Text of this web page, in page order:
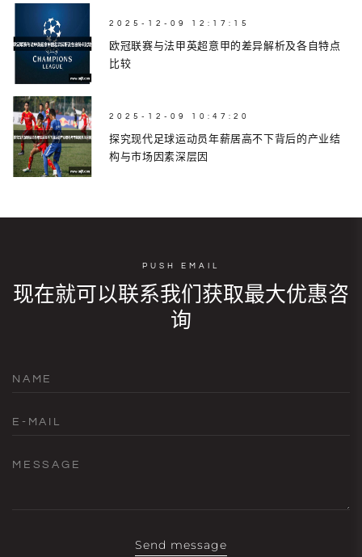
2025-12-09 12:17:15
欧冠联赛与法甲英超意甲的差异解析及各自特点
比较
2025-12-09 10:47:20
探究现代足球运动员年薪居高不下背后的产业结
构与市场因素深层因
PUSH EMAIL
现在就可以联系我们获取最大优惠咨
询
NAME
E-MAIL
MESSAGE
Send message